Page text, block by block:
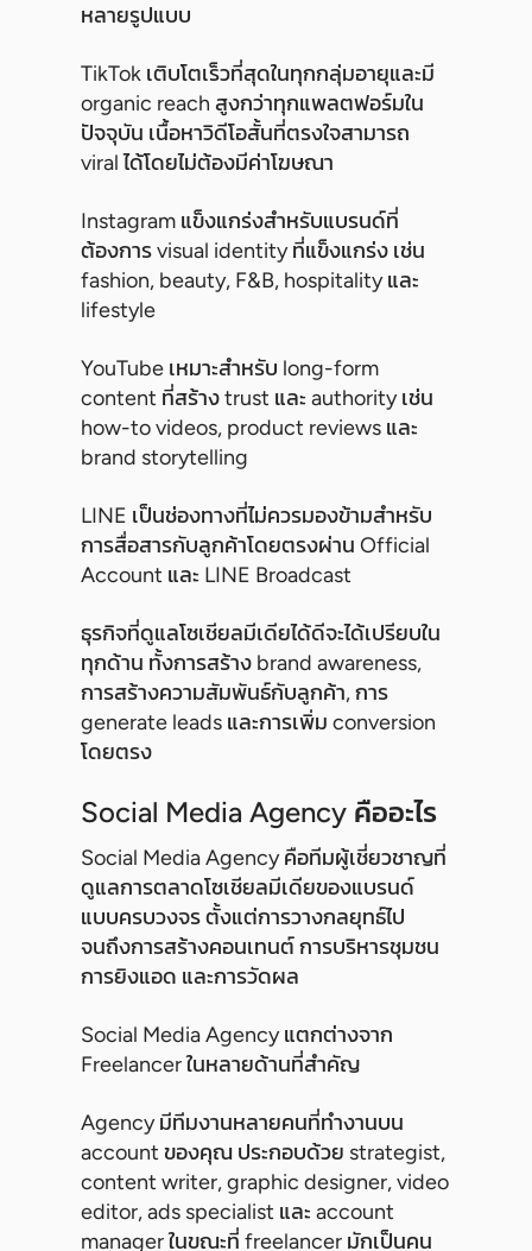
หลายรูปแบบ
TikTok เติบโตเร็วที่สุดในทุกกลุ่มอายุและมี
organic reach สูงกว่าทุกแพลตฟอร์มใน
ปัจจุบัน เนื้อหาวิดีโอสั้นที่ตรงใจสามารถ
viral ได้โดยไม่ต้องมีค่าโฆษณา
Instagram แข็งแกร่งสำหรับแบรนด์ที่
ต้องการ visual identity ที่แข็งแกร่ง เช่น
fashion, beauty, F&B, hospitality และ
lifestyle
YouTube เหมาะสำหรับ long-form
content ที่สร้าง trust และ authority เช่น
how-to videos, product reviews และ
brand storytelling
LINE เป็นช่องทางที่ไม่ควรมองข้ามสำหรับ
การสื่อสารกับลูกค้าโดยตรงผ่าน Official
Account และ LINE Broadcast
ธุรกิจที่ดูแลโซเชียลมีเดียได้ดีจะได้เปรียบใน
ทุกด้าน ทั้งการสร้าง brand awareness,
การสร้างความสัมพันธ์กับลูกค้า, การ
generate leads และการเพิ่ม conversion
โดยตรง
Social Media Agency คืออะไร
Social Media Agency คือทีมผู้เชี่ยวชาญที่
ดูแลการตลาดโซเชียลมีเดียของแบรนด์
แบบครบวงจร ตั้งแต่การวางกลยุทธ์ไป
จนถึงการสร้างคอนเทนต์ การบริหารชุมชน
การยิงแอด และการวัดผล
Social Media Agency แตกต่างจาก
Freelancer ในหลายด้านที่สำคัญ
Agency มีทีมงานหลายคนที่ทำงานบน
account ของคุณ ประกอบด้วย strategist,
content writer, graphic designer, video
editor, ads specialist และ account
manager ในขณะที่ freelancer มักเป็นคน